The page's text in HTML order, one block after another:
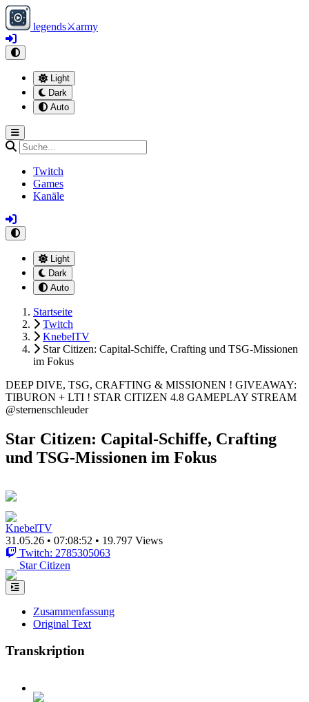
legends⚔army
Light
Dark
Auto
Twitch
Games
Kanäle
Light
Dark
Auto
Startseite
Twitch
KnebelTV
Star Citizen: Capital-Schiffe, Crafting und TSG-Missionen
im Fokus
DEEP DIVE, TSG, CRAFTING & MISSIONEN ! GIVEAWAY:
TIBURON + LTI ! STAR CITIZEN 4.8 GAMEPLAY STREAM
@sternenschleuder
Star Citizen: Capital-Schiffe, Crafting
und TSG-Missionen im Fokus
KnebelTV
31.05.26 • 07:08:52 • 19.797 Views
Twitch: 2785305063
Star Citizen
Zusammenfassung
Original Text
Transkription